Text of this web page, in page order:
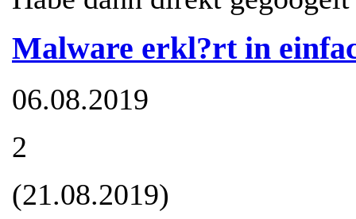
Malware erkl?rt in
06.08.2019
2
(21.08.2019)